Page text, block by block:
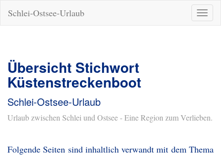
ein-/
Schlei-Ostsee-Urlaub
Übersicht Stichwort
Küstenstreckenboot
Schlei-Ostsee-Urlaub
Urlaub zwischen Schlei und Ostsee - Eine Region zum Verlieben.
Folgende Seiten sind inhaltlich verwandt mit dem Thema